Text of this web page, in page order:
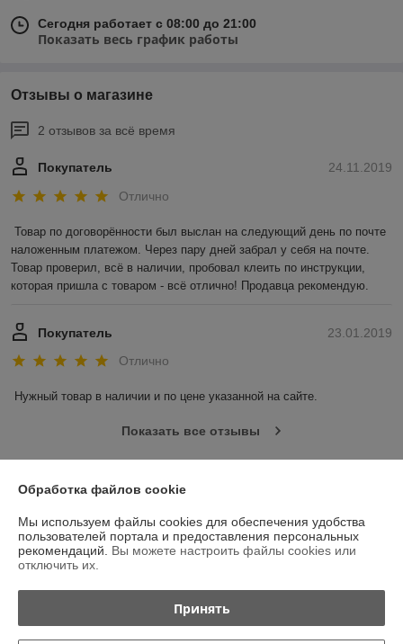
Сегодня работает с 08:00 до 21:00
Показать весь график работы
Отзывы о магазине
2 отзывов за всё время
24.11.2019
Покупатель
Отлично
Товар по договорённости был выслан на следующий день по почте
наложенным платежом. Через пару дней забрал у себя на почте.
Товар проверил, всё в наличии, пробовал клеить по инструкции,
которая пришла с товаром - всё отлично! Продавца рекомендую.
23.01.2019
Покупатель
Отлично
Нужный товар в наличии и по цене указанной на сайте.
Показать все отзывы
О нас
Контакты
Обработка файлов cookie
Мы используем файлы cookies для обеспечения удобства
пользователей портала и предоставления персональных
рекомендаций. Вы можете настроить файлы cookies или
отключить их.
Принять